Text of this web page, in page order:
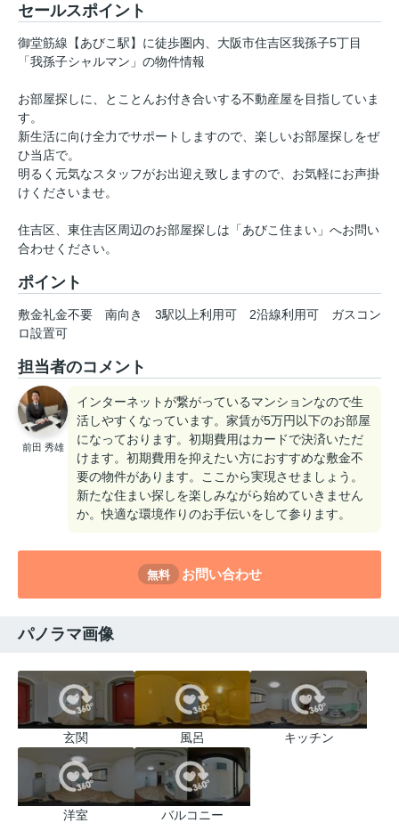
セールスポイント
御堂筋線【あびこ駅】に徒歩圏内、大阪市住吉区我孫子5丁目
「我孫子シャルマン」の物件情報
お部屋探しに、とことんお付き合いする不動産屋を目指していま
す。
新生活に向け全力でサポートしますので、楽しいお部屋探しをぜ
ひ当店で。
明るく元気なスタッフがお出迎え致しますので、お気軽にお声掛
けくださいませ。
住吉区、東住吉区周辺のお部屋探しは「あびこ住まい」へお問い
合わせください。
ポイント
敷金礼金不要 南向き 3駅以上利用可 2沿線利用可
ガスコン
ロ設置可
担当者のコメント
前田 秀雄
インターネットが繋がっているマンションなので生
活しやすくなっています。家賃が5万円以下のお部屋
になっております。初期費用はカードで決済いただ
けます。初期費用を抑えたい方におすすめな敷金不
要の物件があります。ここから実現させましょう。
新たな住まい探しを楽しみながら始めていきません
か。快適な環境作りのお手伝いをして参ります。
無料 お問い合わせ
パノラマ画像
玄関 風呂 キッチン
洋室 バルコニー